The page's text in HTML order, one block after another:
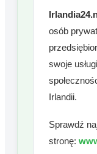
osób
swoje
Irlandii.
Sprawdź
stronę: